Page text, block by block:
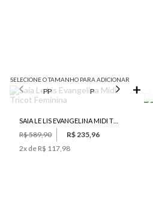
SELECIONE O TAMANHO PARA ADICIONAR
PP P M
R$ 589,90
R$ 235,96
2x de R$ 117,98